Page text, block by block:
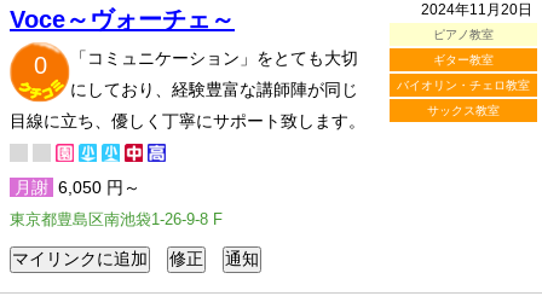
2024年11月20日
ピアノ教室
ギター教室
バイオリン・チェロ教室
サックス教室
Voce～ヴォーチェ～
0
「コミュニケーション」をとても大切
にしており、経験豊富な講師陣が同じ
目線に立ち、優しく丁寧にサポート致します。
月謝 6,050 円～
東京都豊島区南池袋1-26-9-8 F